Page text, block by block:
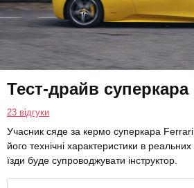
Тест-драйв суперкара
23 відгуки
Учасник сяде за кермо суперкара Ferrari
його технічні характеристики в
їзди буде супроводжувати інструктор.